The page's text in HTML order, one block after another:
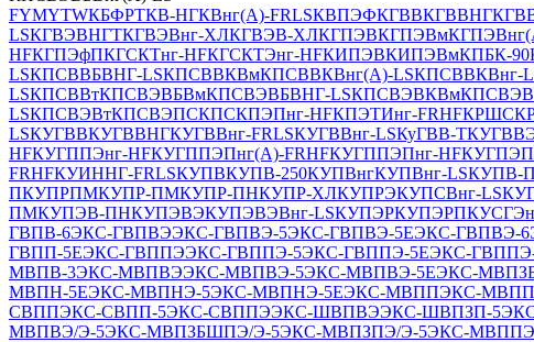
FYMYTWКБФРТКВ-НГКВнг(А)-FRLSКВПЭФКГВВКГВВНГ
LSКГВЭВНГТКГВЭВнг-ХЛКГВЭВ-ХЛКГПЭВКГПЭВм
HFКГПЭфПКГСКТнг-HFКГСКТЭнг-HFКИПЭВКИПЭВмКПБК-90
LSКПСВВБВНГ-LSКПСВВКВмКПСВВКВнг(А)-LSКПСВВКВнг-
LSКПСВВтКПСВЭВБВмКПСВЭВБВНГ-LSКПСВЭВКВм
LSКПСВЭВтКПСВЭПСКПСКПЭПнг-HFКПЭТИнг-FRHFКРШС
LSКУГВВКУГВВНГКУГВВнг-FRLSКУГВВнг-LSКуГВВ-Т
HFКУГППЭнг-HFКУГППЭПнг(A)-FRHFКУГППЭПнг-HF
FRHFКУИННГ-FRLSКУПВКУПВ-250КУПВнгКУПВнг-LSКУПВ-П
ПКУПРПМКУПР-ПМКУПР-ПНКУПР-ХЛКУПРЭКУПСВнг-LS
ПМКУПЭВ-ПНКУПЭВЭКУПЭВЭВнг-LSКУПЭРКУПЭРП
ГВПВ-6ЭКС-ГВПВЭЭКС-ГВПВЭ-5ЭКС-ГВПВЭ-5ЕЭКС-ГВПВЭ-6
ГВПП-5ЕЭКС-ГВППЭЭКС-ГВППЭ-5ЭКС-ГВППЭ-5ЕЭКС-
МВПВ-3ЭКС-МВПВЭЭКС-МВПВЭ-5ЭКС-МВПВЭ-5ЕЭКС-
МВПН-5ЕЭКС-МВПНЭ-5ЭКС-МВПНЭ-5ЕЭКС-МВППЭКС-
СВППЭКС-СВПП-5ЭКС-СВППЭЭКС-ШВПВЭЭКС-ШВПЗП-5
МВПВЭ/Э-5ЭКС-МВПЗБШПЭ/Э-5ЭКС-МВПЗПЭ/Э-5ЭКС-